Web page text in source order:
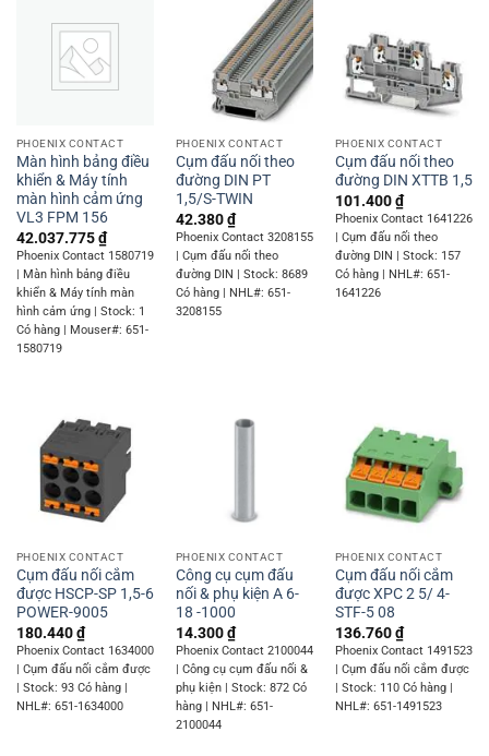
PHOENIX CONTACT
Màn hình bảng điều
khiển & Máy tính
màn hình cảm ứng
VL3 FPM 156
42.037.775₫
Phoenix Contact 1580719
| Màn hình bảng điều
khiển & Máy tính màn
hình cảm ứng | Stock: 1
Có hàng | Mouser#: 651-
1580719
PHOENIX CONTACT
Cụm đấu nối theo
đường DIN PT
1,5/S-TWIN
42.380₫
Phoenix Contact 3208155
| Cụm đấu nối theo
đường DIN | Stock: 8689
Có hàng | NHL#: 651-
3208155
PHOENIX CONTACT
Cụm đấu nối theo
đường DIN XTTB 1,5
101.400₫
Phoenix Contact 1641226
| Cụm đấu nối theo
đường DIN | Stock: 157
Có hàng | NHL#: 651-
1641226
PHOENIX CONTACT
Cụm đấu nối cắm
được HSCP-SP 1,5-6
POWER-9005
180.440₫
Phoenix Contact 1634000
| Cụm đấu nối cắm được
| Stock: 93 Có hàng |
NHL#: 651-1634000
PHOENIX CONTACT
Công cụ cụm đấu
nối & phụ kiện A 6-
18 -1000
14.300₫
Phoenix Contact 2100044
| Công cụ cụm đấu nối &
phụ kiện | Stock: 872 Có
hàng | NHL#: 651-
2100044
PHOENIX CONTACT
Cụm đấu nối cắm
được XPC 2 5/ 4-
STF-5 08
136.760₫
Phoenix Contact 1491523
| Cụm đấu nối cắm được
| Stock: 110 Có hàng |
NHL#: 651-1491523